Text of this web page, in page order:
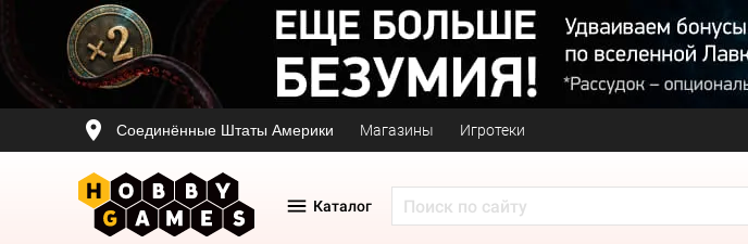
Соединённые Штаты Америки Магазины Игротеки
Каталог